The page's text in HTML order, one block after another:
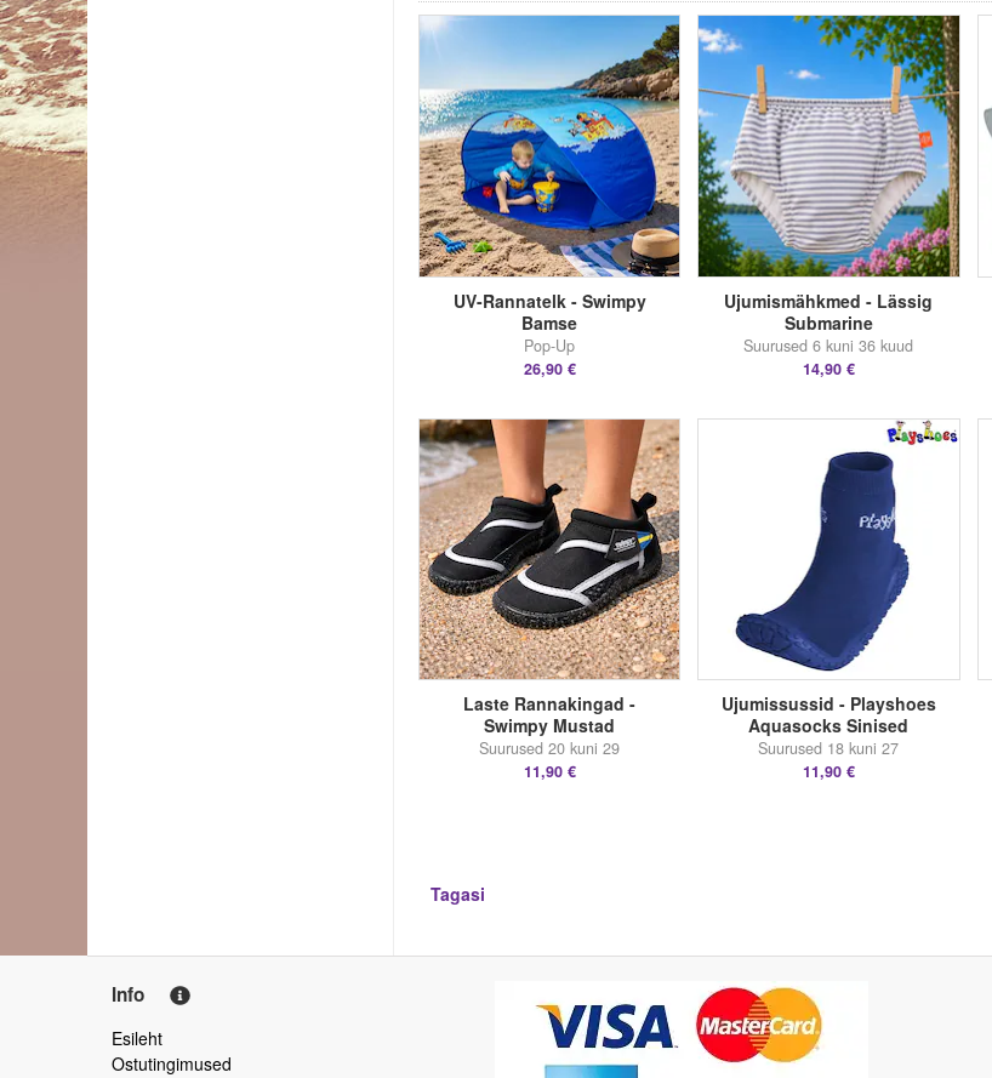
UV-Rannatelk - Swimpy
Bamse
Pop-Up
26,90 €
Ujumismähkmed - Lässig
Submarine
Suurused 6 kuni 36 kuud
14,90 €
Laste Rannakingad -
Swimpy Mustad
Suurused 20 kuni 29
11,90 €
Ujumissussid - Playshoes
Aquasocks Sinised
Suurused 18 kuni 27
11,90 €
Tagasi
Info
Esileht
Ostutingimused